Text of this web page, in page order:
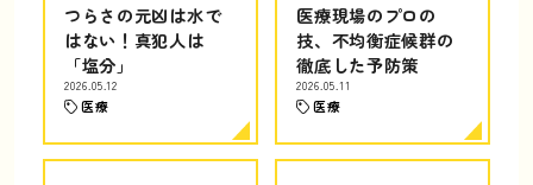
つらさの元凶は水で
はない！真犯人は
「塩分」
2026.05.12
医療
医療現場のプロの
技、不均衡症候群の
徹底した予防策
2026.05.11
医療